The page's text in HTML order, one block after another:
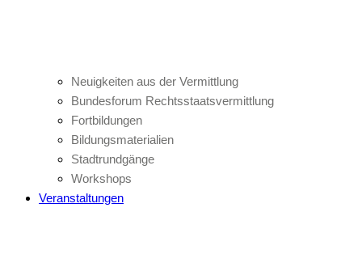
Neuigkeiten aus der Vermittlung
Bundesforum Rechtsstaatsvermittlung
Fortbildungen
Bildungsmaterialien
Stadtrundgänge
Workshops
Veranstaltungen